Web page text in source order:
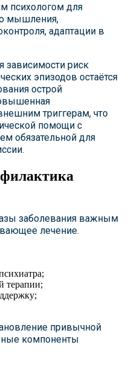
психологом для
мышления,
адаптации в
зависимости риск
эпизодов остаётся
острой
триггерам, что
помощи с
обязательной для
заболевания важным
лечение.
терапии;
привычной
компоненты